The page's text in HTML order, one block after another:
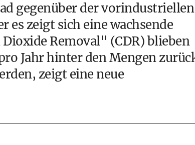
gegenüber der vorindustriellen
es zeigt sich eine wachsende
Removal" (CDR) blieben
Jahr hinter den Mengen
zeigt eine neue